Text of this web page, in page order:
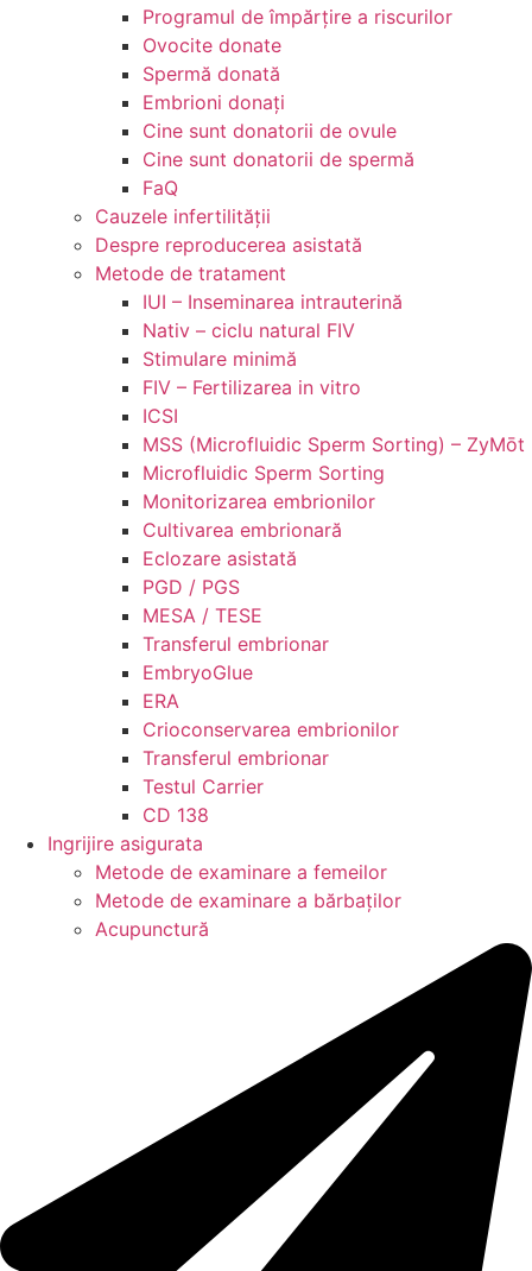
Programul de împărţire a riscurilor
Ovocite donate
Spermă donată
Embrioni donaţi
Cine sunt donatorii de ovule
Cine sunt donatorii de spermă
FaQ
Cauzele infertilităţii
Despre reproducerea asistată
Metode de tratament
IUI – Inseminarea intrauterină
Nativ – ciclu natural FIV
Stimulare minimă
FIV – Fertilizarea in vitro
ICSI
MSS (Microfluidic Sperm Sorting) – ZyMōt
Microfluidic Sperm Sorting
Monitorizarea embrionilor
Cultivarea embrionară
Eclozare asistată
PGD / PGS
MESA / TESE
Transferul embrionar
EmbryoGlue
ERA
Crioconservarea embrionilor
Transferul embrionar
Testul Carrier
CD 138
Ingrijire asigurata
Metode de examinare a femeilor
Metode de examinare a bărbaților
Acupunctură